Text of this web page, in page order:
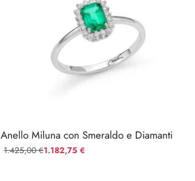
Anello Miluna con Smeraldo e Diamanti
1.182,75 €
1.425,00€